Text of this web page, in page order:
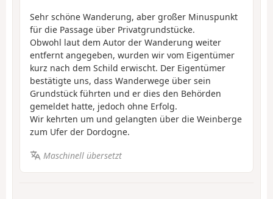
Sehr schöne Wanderung, aber großer Minuspunkt
für die Passage über Privatgrundstücke.
Obwohl laut dem Autor der Wanderung weiter
entfernt angegeben, wurden wir vom Eigentümer
kurz nach dem Schild erwischt. Der Eigentümer
bestätigte uns, dass Wanderwege über sein
Grundstück führten und er dies den Behörden
gemeldet hatte, jedoch ohne Erfolg.
Wir kehrten um und gelangten über die Weinberge
zum Ufer der Dordogne.
Maschinell übersetzt